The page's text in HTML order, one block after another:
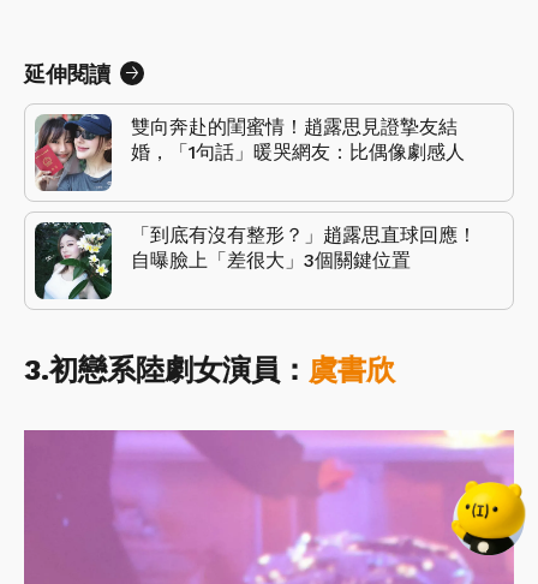
延伸閱讀
雙向奔赴的閨蜜情！趙露思見證摯友結
婚，「1句話」暖哭網友：比偶像劇感人
「到底有沒有整形？」趙露思直球回應！
自曝臉上「差很大」3個關鍵位置
3.初戀系陸劇女演員： 虞書欣